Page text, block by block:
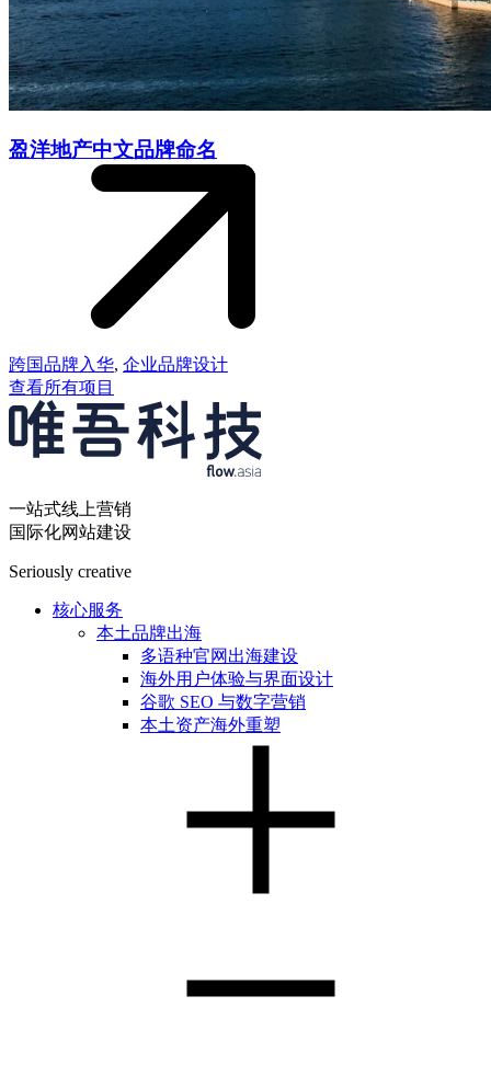
盈洋地产中文品牌命名
跨国品牌入华, 企业品牌设计
查看所有项目
一站式线上营销
国际化网站建设
Seriously creative
核心服务
本土品牌出海
多语种官网出海建设
海外用户体验与界面设计
谷歌 SEO 与数字营销
本土资产海外重塑